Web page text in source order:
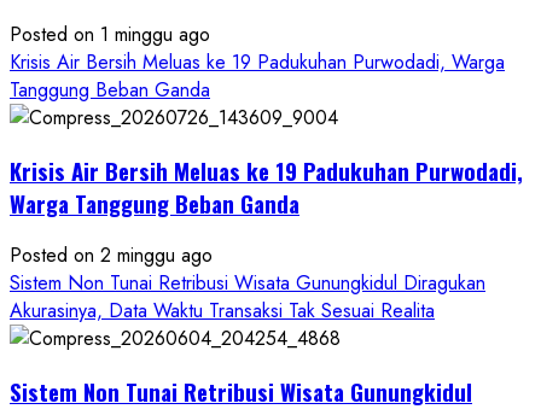
Seret
Oknum
Wartawan
Posted on 1 minggu ago
Krisis Air Bersih Meluas ke 19 Padukuhan Purwodadi, Warga
Tanggung Beban Ganda
Krisis Air Bersih Meluas ke 19 Padukuhan Purwodadi,
Warga Tanggung Beban Ganda
Posted on 2 minggu ago
Sistem Non Tunai Retribusi Wisata Gunungkidul Diragukan
Akurasinya, Data Waktu Transaksi Tak Sesuai Realita
Sistem Non Tunai Retribusi Wisata Gunungkidul